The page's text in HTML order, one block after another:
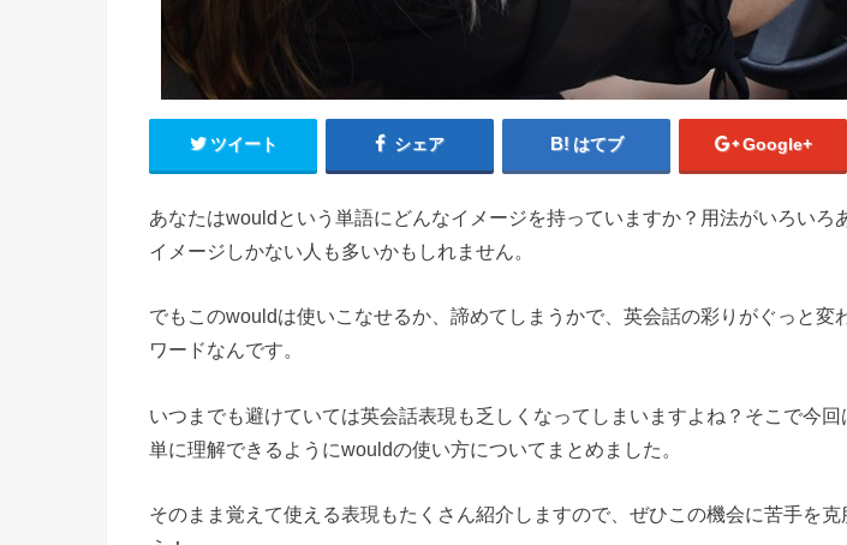
ツイート シェア はてブ Google+
あなたはwouldという単語にどんなイメージを持っていますか？用法がいろいろ
イメージしかない人も多いかもしれません。
でもこのwouldは使いこなせるか、諦めてしまうかで、英会話の彩りがぐっと変
ワードなんです。
いつまでも避けていては英会話表現も乏しくなってしまいますよね？そこで今
単に理解できるようにwouldの使い方についてまとめました。
そのまま覚えて使える表現もたくさん紹介しますので、ぜひこの機会に苦手を克